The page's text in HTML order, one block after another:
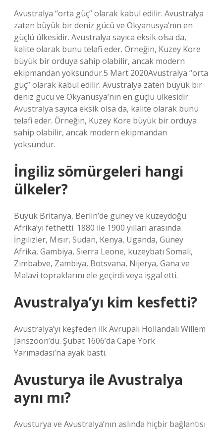
Avustralya “orta güç” olarak kabul edilir. Avustralya
zaten büyük bir deniz gücü ve Okyanusya’nın en
güçlü ülkesidir. Avustralya sayıca eksik olsa da,
kalite olarak bunu telafi eder. Örneğin, Kuzey Kore
büyük bir orduya sahip olabilir, ancak modern
ekipmandan yoksundur.5 Mart 2020Avustralya “orta
güç” olarak kabul edilir. Avustralya zaten büyük bir
deniz gücü ve Okyanusya’nın en güçlü ülkesidir.
Avustralya sayıca eksik olsa da, kalite olarak bunu
telafi eder. Örneğin, Kuzey Kore büyük bir orduya
sahip olabilir, ancak modern ekipmandan
yoksundur.
İngiliz sömürgeleri hangi
ülkeler?
Büyük Britanya, Berlin’de güney ve kuzeydoğu
Afrika’yı fethetti. 1880 ile 1900 yılları arasında
İngilizler, Mısır, Sudan, Kenya, Uganda, Güney
Afrika, Gambiya, Sierra Leone, kuzeybatı Somali,
Zimbabve, Zambiya, Botsvana, Nijerya, Gana ve
Malavi topraklarını ele geçirdi veya işgal etti.
Avustralya’yı kim kesfetti?
Avustralya’yı keşfeden ilk Avrupalı ​​Hollandalı Willem
Janszoon’du. Şubat 1606’da Cape York
Yarımadası’na ayak bastı.
Avusturya ile Avustralya
aynı mı?
Avusturya ve Avustralya’nın aslında hiçbir bağlantısı